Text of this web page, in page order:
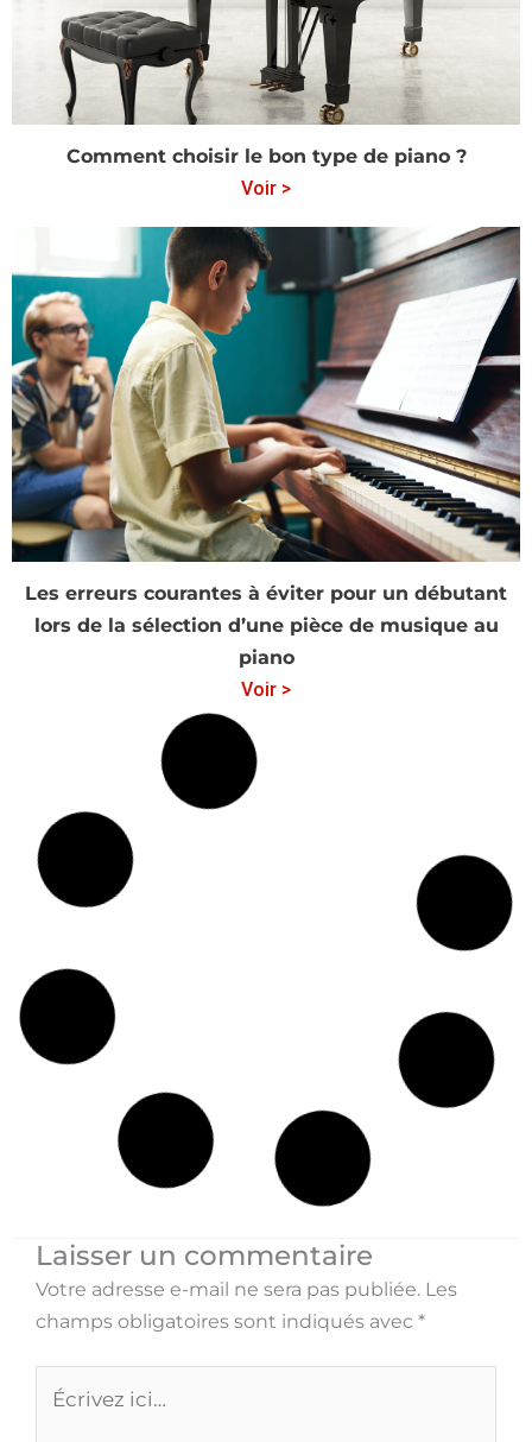
Comment choisir le bon type de piano ?
Voir >
Les erreurs courantes à éviter pour un débutant
lors de la sélection d’une pièce de musique au
piano
Voir >
Quel rôle joue la longueur d’une pièce dans la
sélection d’une pièce de musique pour débutants
au piano ?
Voir >